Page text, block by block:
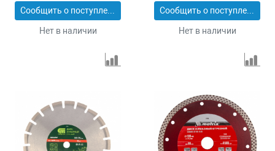
Сообщить о поступлении
Нет в наличии
Сообщить о поступлении
Нет в наличии